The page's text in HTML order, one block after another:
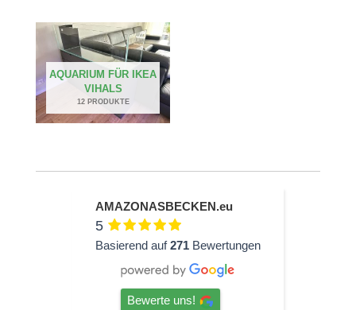
AQUARIUM FÜR IKEA
VIHALS
12 PRODUKTE
AMAZONASBECKEN.eu
5
Basierend auf271 Bewertungen
Bewerte uns!